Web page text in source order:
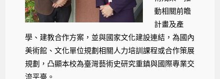
動相關前瞻
計畫及產
學、建教合作方案，並與國家文化建設連結，為國內
美術館、文化單位規劃相關人力培訓課程或合作策展
規劃，凸顯本校為臺灣藝術史研究重鎮與國際專業交
流平臺。